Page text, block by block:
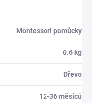
Montessori pomůcky
0.6 kg
Dřevo
12-36 měsíců